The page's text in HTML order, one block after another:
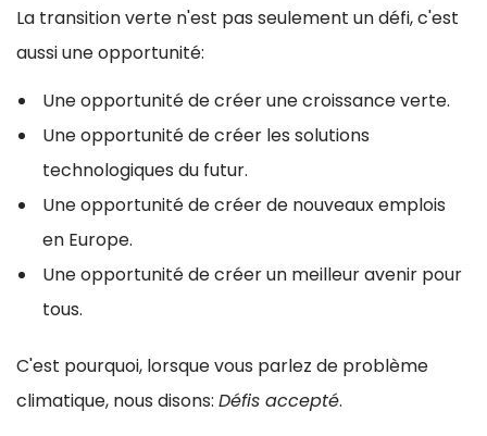
La transition verte n'est pas seulement un défi, c'est
aussi une opportunité:
Une opportunité de créer une croissance verte.
Une opportunité de créer les solutions
technologiques du futur.
Une opportunité de créer de nouveaux emplois
en Europe.
Une opportunité de créer un meilleur avenir pour
tous.
C'est pourquoi, lorsque vous parlez de problème
climatique, nous disons: Défis accepté.